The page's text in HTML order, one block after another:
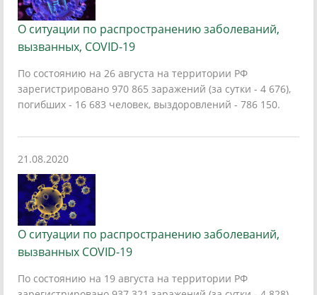
О ситуации по распространению заболеваний,
вызванных, COVID-19
По состоянию на 26 августа на территории РФ
зарегистрировано 970 865 заражений (за сутки - 4 676),
погибших - 16 683 человек, выздоровлений - 786 150.
21.08.2020
О ситуации по распространению заболеваний,
вызванных COVID-19
По состоянию на 19 августа на территории РФ